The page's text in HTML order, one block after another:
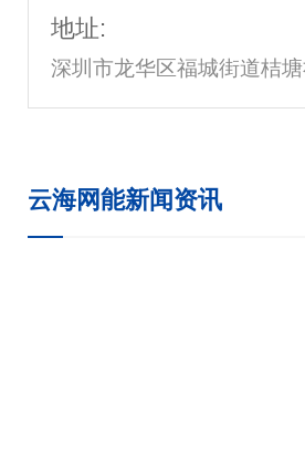
地址:
深圳市龙华区福城街道桔
云海网能新闻资讯